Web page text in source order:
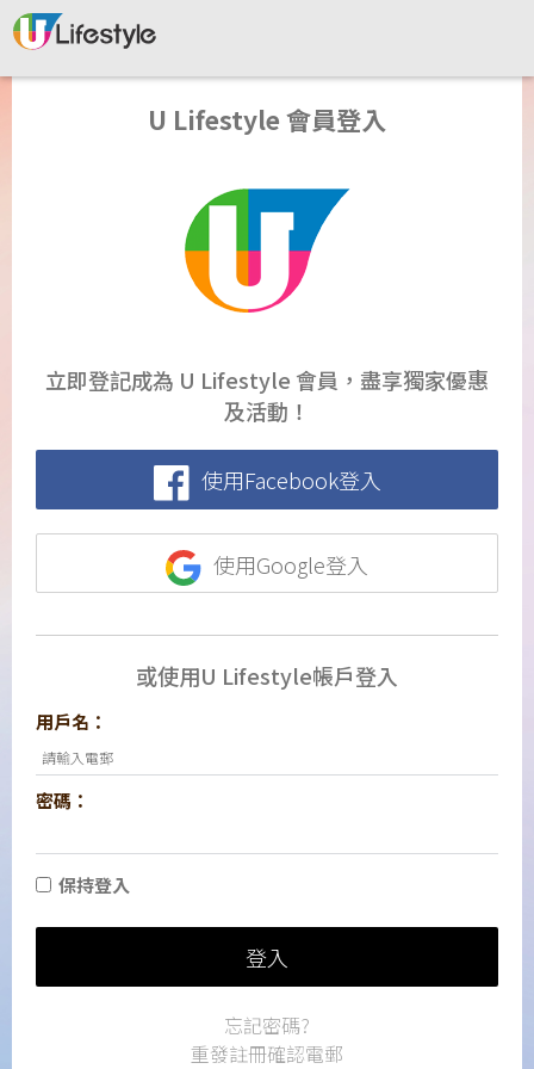
U Lifestyle 會員登入
立即登記成為 U Lifestyle 會員，盡享獨家優惠
及活動！
使用Facebook登入
使用Google登入
或使用U Lifestyle帳戶登入
用戶名：
密碼：
保持登入
登入
忘記密碼?
重發註冊確認電郵